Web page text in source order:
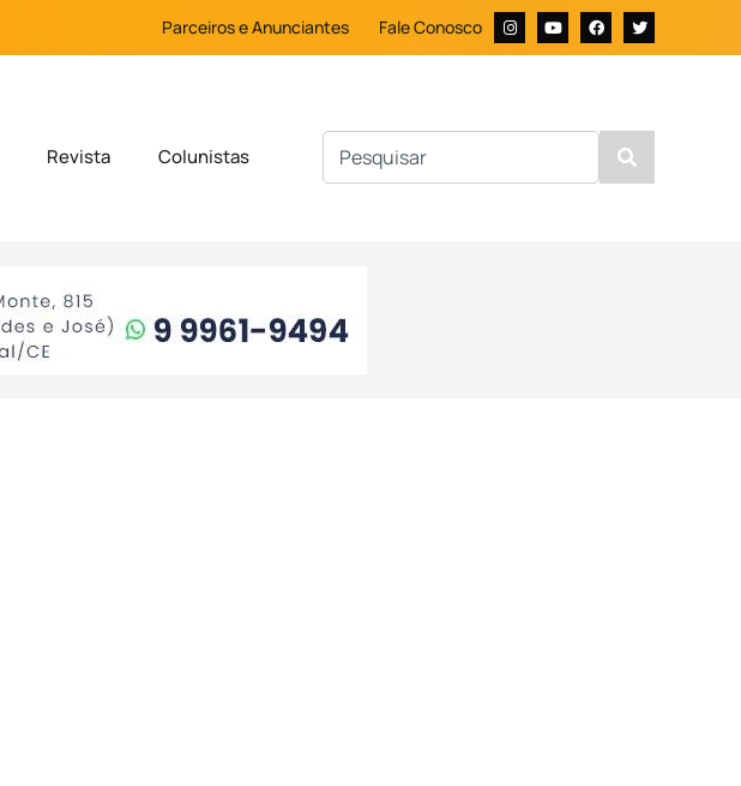
Parceiros e Anunciantes Fale Conosco
Revista Colunistas